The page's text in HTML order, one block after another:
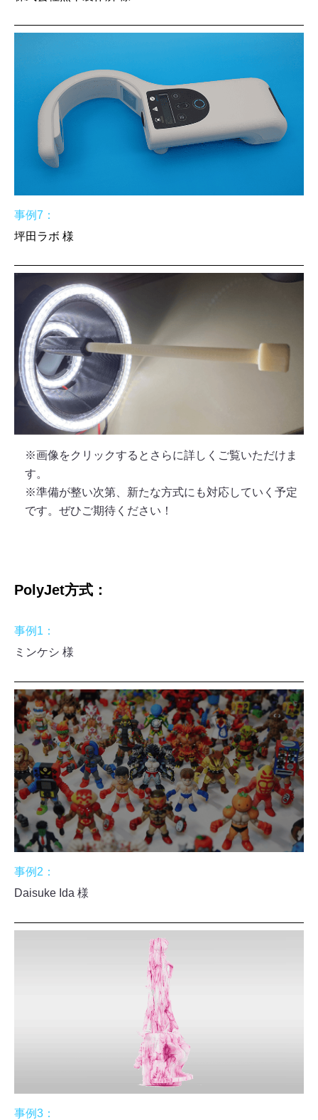
事例7：
坪田ラボ 様
※画像をクリックするとさらに詳しくご覧いただけま
す。
※準備が整い次第、新たな方式にも対応していく予定
です。ぜひご期待ください！
PolyJet方式：
事例1：
ミンケシ 様
事例2：
Daisuke Ida 様
事例3：